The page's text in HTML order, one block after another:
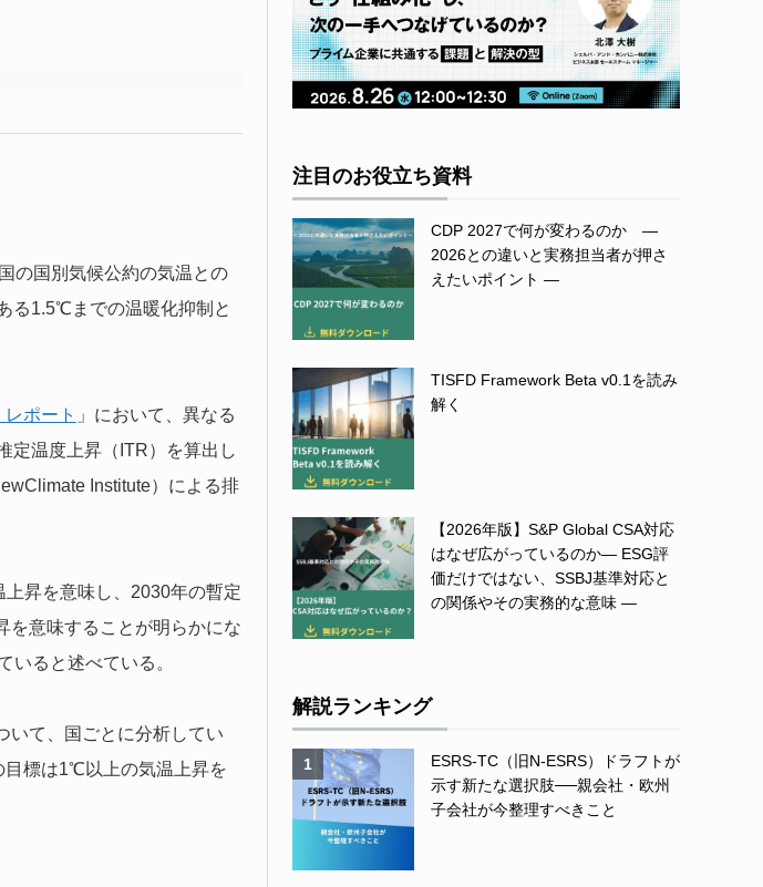
の国別気候公約の気温との
る1.5℃までの温暖化抑制と
ポート 」において、異なる
定温度上昇（ITR）を算出し
Institute）による排
昇を意味し、2030年の暫定
意味することが明らかにな
ると述べている。
いて、国ごとに分析してい
目標は1℃以上の気温上昇を
注目のお役立ち資料
CDP 2027で何が変わるのか ―
2026との違いと実務担当者が押さ
えたいポイント ―
TISFD Framework Beta v0.1を読み
解く
【2026年版】S&P Global CSA対応
はなぜ広がっているのか― ESG評
価だけではない、SSBJ基準対応と
の関係やその実務的な意味 ―
解説ランキング
1
ESRS-TC（旧N-ESRS）ドラフトが
示す新たな選択肢──親会社・欧州
子会社が今整理すべきこと